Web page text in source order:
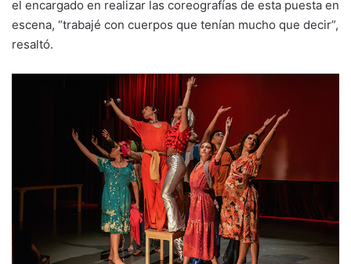
el encargado en realizar las coreografías de esta puesta en
escena, “trabajé con cuerpos que tenían mucho que decir”,
resaltó.